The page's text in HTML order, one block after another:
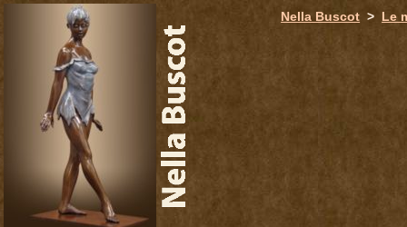
Nella Buscot > Le